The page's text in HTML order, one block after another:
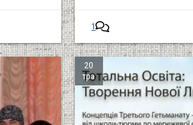
1
20
тра